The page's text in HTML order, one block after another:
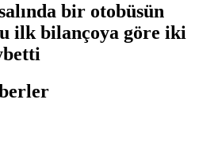
bir otobüsün
ilk bilançoya göre iki